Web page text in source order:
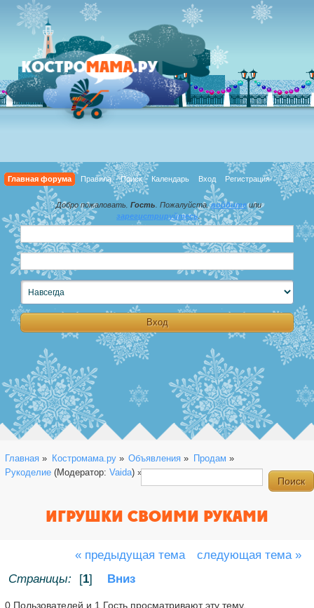
Главная форума Правила Поиск Календарь Вход Регистрация
Добро пожаловать, Гость . Пожалуйста,войдитеили
зарегистрируйтесь.
Главная » Костромама.ру» Объявления » Продам »
Рукоделие (Модератор: Vaida) » игрушки своими руками
ИГРУШКИ СВОИМИ РУКАМИ
« предыдущая тема
следующая тема »
Страницы:
[1] Вниз
0 Пользователей и 1 Гость просматривают эту тему.